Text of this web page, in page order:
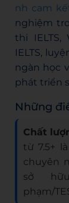
nh cam
nghiệm
thi
IELTS,
ngàn học
phát triển
Những
Chất
từ 7.5+
chuyên
sở
phạm/